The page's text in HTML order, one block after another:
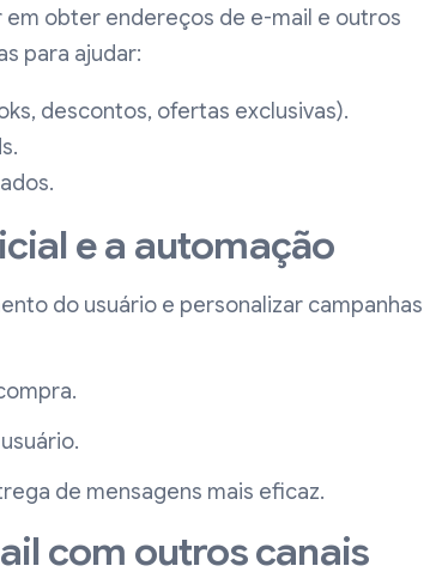
obter endereços de e-mail e outros
para ajudar:
descontos, ofertas exclusivas).
e a automação
do usuário e personalizar campanhas
de mensagens mais eficaz.
com outros canais